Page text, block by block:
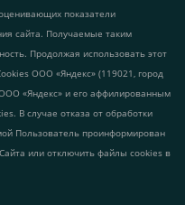
показатели
сайта. Получаемые таким
Продолжая использовать этот
ООО «Яндекс» (119021, город
«Яндекс» и его аффилированным
В случае отказа от обработки
Пользователь проинформирован
или отключить файлы cookies в